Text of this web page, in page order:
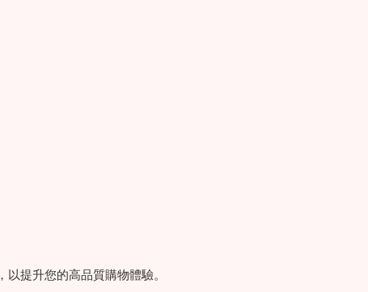
，以提升您的高品質購物體驗。